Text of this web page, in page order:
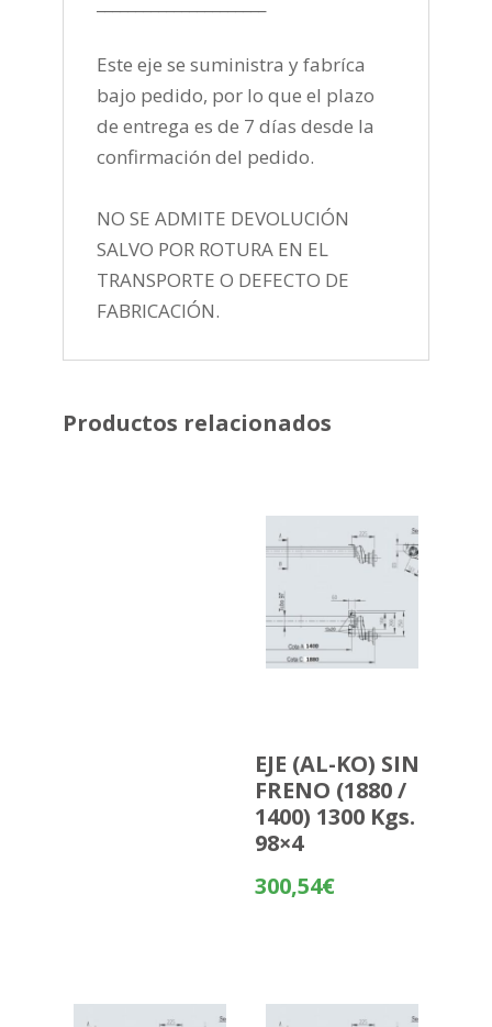
Este eje se suministra y fabríca
bajo pedido, por lo que el plazo
de entrega es de 7 días desde la
confirmación del pedido.
NO SE ADMITE DEVOLUCIÓN
SALVO POR ROTURA EN EL
TRANSPORTE O DEFECTO DE
FABRICACIÓN.
Productos relacionados
EJE (AL-KO) SIN
FRENO (1880 /
1400) 1300 Kgs.
98×4
300,54€